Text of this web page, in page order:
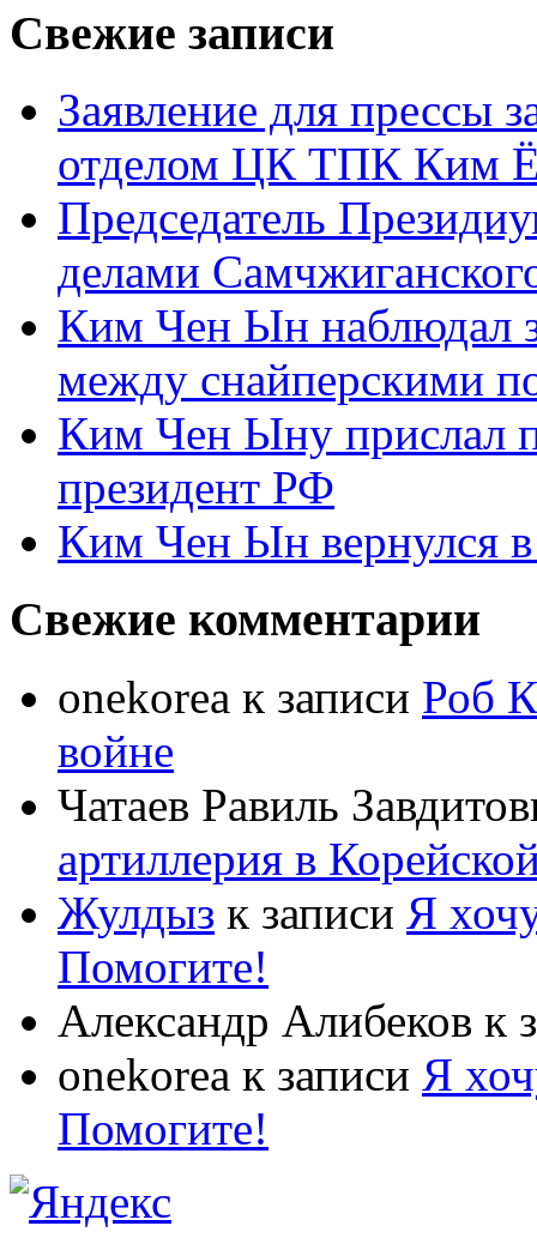
Свежие записи
Заявление для прессы
отделом ЦК ТПК Ким
Председатель
делами
Ким Чен Ын наблюдал
между снайперскими
Ким Чен Ыну прислал
президент РФ
Ким Чен Ын вернулся
Свежие комментарии
onekorea к записи Роб
войне
Чатаев Равиль
артиллерия в
Жулдыз к записи Я
Помогите!
Александр Алибеков к
onekorea к записи Я
Помогите!